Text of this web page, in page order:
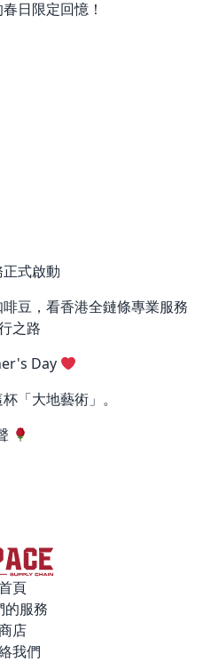
日限定回憶！
式啟動
豆，看香港全鏈條專業服務
之路
Day
「大地藝術」。
頁
的服務
店
我們